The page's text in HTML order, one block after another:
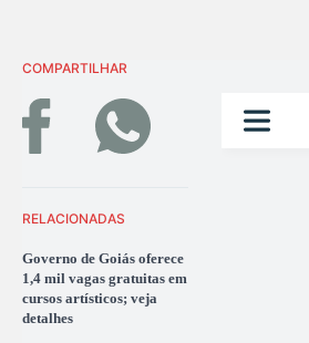
COMPARTILHAR
RELACIONADAS
Governo de Goiás oferece
1,4 mil vagas gratuitas em
cursos artísticos; veja
detalhes